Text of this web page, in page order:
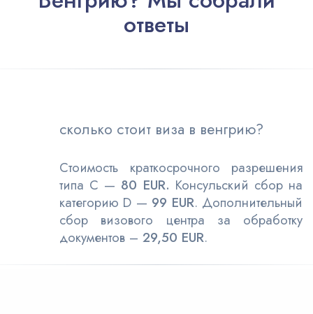
ответы
сколько стоит виза в венгрию?
Стоимость краткосрочного разрешения
типа С — 80 EUR. Консульский сбор на
категорию D — 99 EUR. Дополнительный
сбор визового центра за обработку
документов – 29,50 EUR.